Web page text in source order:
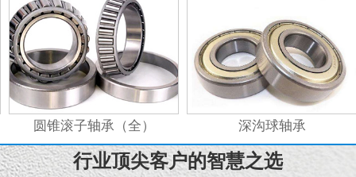
圆锥滚子轴承（全） 深沟球轴承
行业顶尖客户的智慧之选